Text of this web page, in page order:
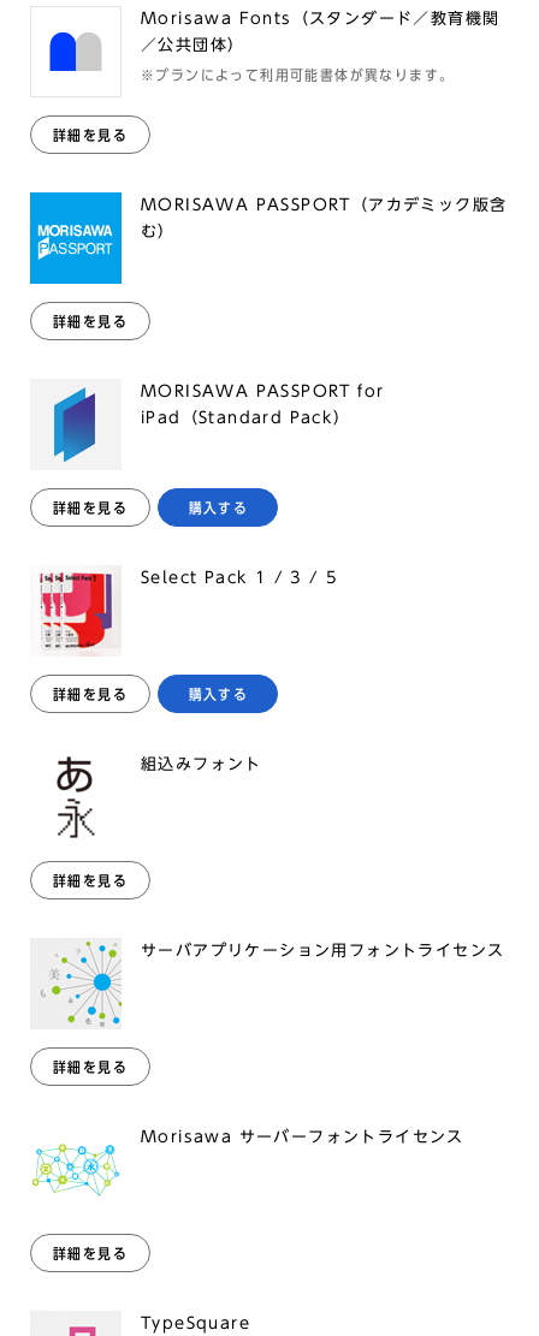
Morisawa Fonts（スタンダード／教育機関
／公共団体）
※プランによって利用可能書体が異なります。
詳細を見る
MORISAWA PASSPORT（アカデミック版含
む）
詳細を見る
MORISAWA PASSPORT for
iPad（Standard Pack）
詳細を見る 購入する
Select Pack 1 / 3 / 5
詳細を見る 購入する
組込みフォント
詳細を見る
サーバアプリケーション用フォントライセンス
詳細を見る
Morisawa サーバーフォントライセンス
詳細を見る
TypeSquare